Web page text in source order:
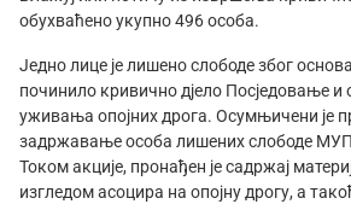
обухваћено укупно 496 особа.
Једно лице је лишено слободе због
починило кривично дјело Посједовање
уживања опојних дрога. Осумњичени је
задржавање особа лишених слободе
Током акције, пронађен је садржај
изгледом асоцира на опојну дрогу, а